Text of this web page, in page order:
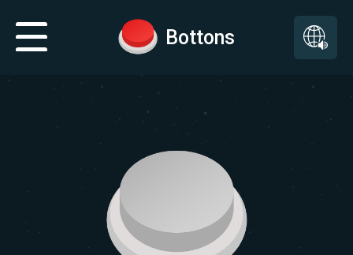
Bottons